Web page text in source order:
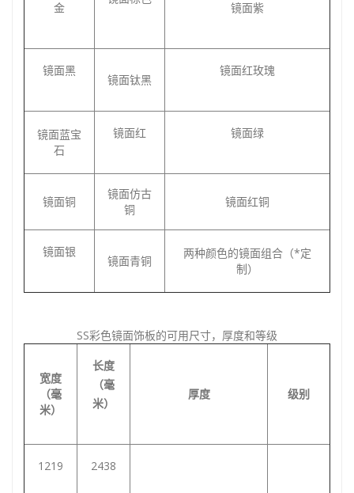
金
镜面紫
镜面黑
镜面钛黑
镜面红玫瑰
镜面蓝宝
石
镜面红 镜面绿
镜面铜
镜面仿古
铜
镜面红铜
镜面银
镜面青铜
两种颜色的镜面组合（*定
制）
SS彩色镜面饰板的可用尺寸，厚度和等级
宽度
（毫
米）
长度
（毫
米）
厚度 级别
1219 2438